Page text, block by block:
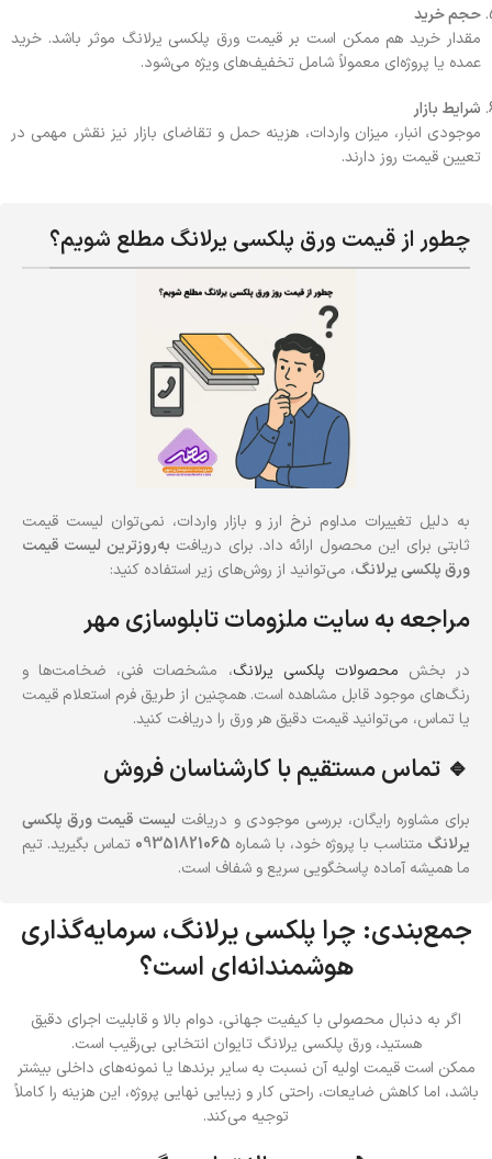
حجم خرید
مقدار خرید هم ممکن است بر قیمت ورق پلکسی یرلانگ موثر باشد. خرید
عمده یا پروژه‌ای معمولاً شامل تخفیف‌های ویژه می‌شود.
شرایط بازار
موجودی انبار، میزان واردات، هزینه حمل و تقاضای بازار نیز نقش مهمی در
تعیین قیمت روز دارند.
چطور از قیمت ورق پلکسی یرلانگ مطلع شویم؟
به دلیل تغییرات مداوم نرخ ارز و بازار واردات، نمی‌توان لیست قیمت
ثابتی برای این محصول ارائه داد. برای دریافت به‌روزترین لیست قیمت
ورق پلکسی یرلانگ، می‌توانید از روش‌های زیر استفاده کنید:
مراجعه به سایت ملزومات تابلوسازی مهر
در بخش محصولات پلکسی یرلانگ، مشخصات فنی، ضخامت‌ها و
رنگ‌های موجود قابل مشاهده است. همچنین از طریق فرم استعلام قیمت
یا تماس، می‌توانید قیمت دقیق هر ورق را دریافت کنید.
🔹 تماس مستقیم با کارشناسان فروش
برای مشاوره رایگان، بررسی موجودی و دریافت لیست قیمت ورق پلکسی
یرلانگ متناسب با پروژه خود، با شماره 09351821065 تماس بگیرید. تیم
ما همیشه آماده پاسخگویی سریع و شفاف است.
جمع‌بندی: چرا پلکسی یرلانگ، سرمایه‌گذاری
هوشمندانه‌ای است؟
اگر به دنبال محصولی با کیفیت جهانی، دوام بالا و قابلیت اجرای دقیق
هستید، ورق پلکسی یرلانگ تایوان انتخابی بی‌رقیب است.
ممکن است قیمت اولیه آن نسبت به سایر برندها یا نمونه‌های داخلی بیشتر
باشد، اما کاهش ضایعات، راحتی کار و زیبایی نهایی پروژه، این هزینه را کاملاً
توجیه می‌کند.